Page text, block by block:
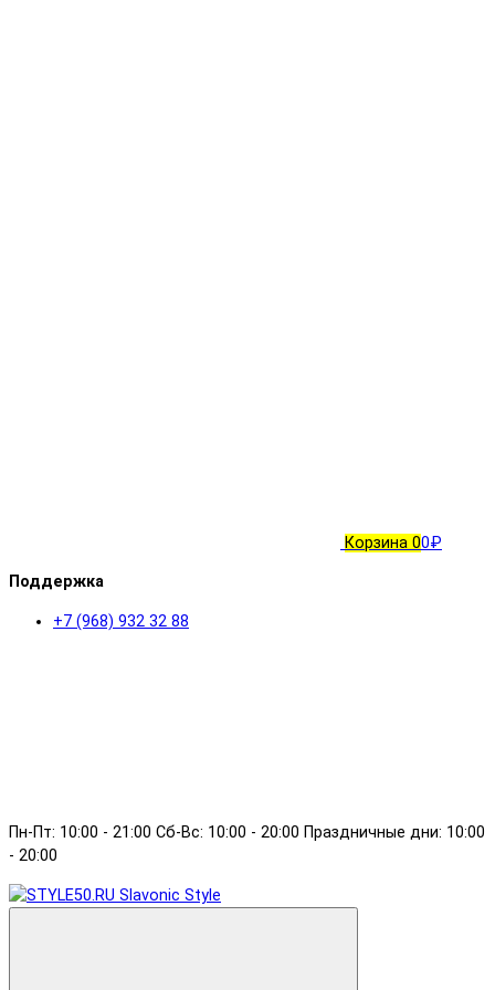
Корзина 00₽
Поддержка
+7 (968) 932 32 88
Пн-Пт: 10:00 - 21:00 Сб-Вс: 10:00 - 20:00 Праздничные дни: 10:00
- 20:00